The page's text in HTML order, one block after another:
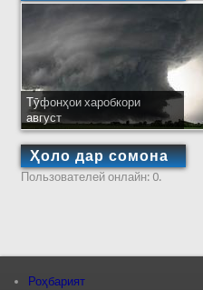
Тӯфонҳои харобкори
август
Ҳоло дар сомона
Пользователей онлайн: 0.
Роҳбарият